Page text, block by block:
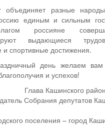
разные
единым и сильным
россияне
выдающиеся
и спортивные достижения.
день желаем вам
и успехов!
Глава Кашинского
Собрания депутатов
поселения – город